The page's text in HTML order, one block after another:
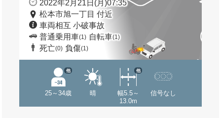
2022年2月21日(月)07:35
松本市旭一丁目 付近
車両相互 小破事故
普通乗用車(1) 自転車(1)
死亡(0) 負傷(1)
25～34歳
他
晴
幅5.5～
13.0m
他
信号なし